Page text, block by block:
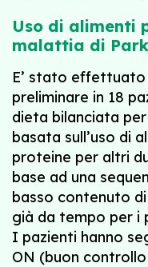
Uso di alimenti
malattia di
E’ stato
preliminare in 18
dieta bilanciata
basata sull’uso di
proteine per altri
base ad una
basso contenuto
già da tempo per i
I pazienti hanno
ON (buon